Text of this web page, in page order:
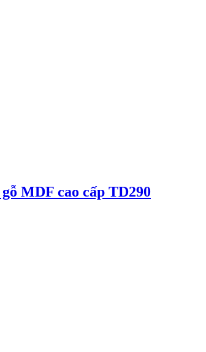
MDF cao cấp TD290